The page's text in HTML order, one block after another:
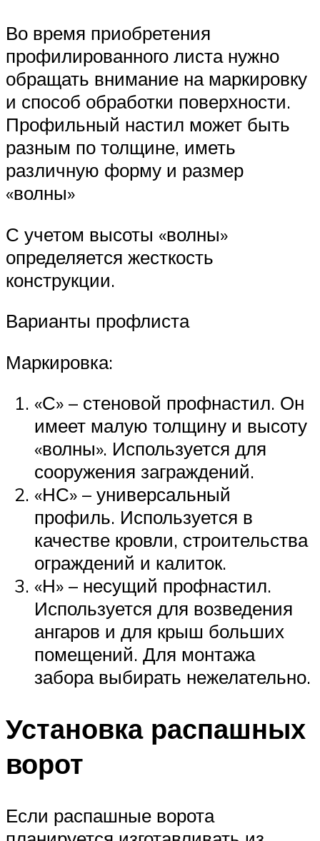
Во время приобретения
профилированного листа нужно
обращать внимание на маркировку
и способ обработки поверхности.
Профильный настил может быть
разным по толщине, иметь
различную форму и размер
«волны»
С учетом высоты «волны»
определяется жесткость
конструкции.
Варианты профлиста
Маркировка:
«С» – стеновой профнастил. Он
имеет малую толщину и высоту
«волны». Используется для
сооружения заграждений.
«НС» – универсальный
профиль. Используется в
качестве кровли, строительства
ограждений и калиток.
«Н» – несущий профнастил.
Используется для возведения
ангаров и для крыш больших
помещений. Для монтажа
забора выбирать нежелательно.
Установка распашных
ворот
Если распашные ворота